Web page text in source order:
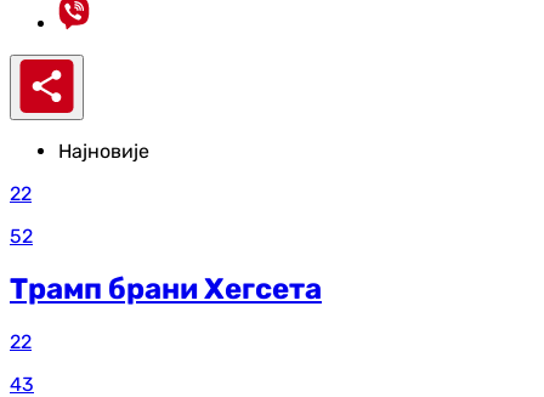
Најновије
22
52
Трамп брани Хегсета
22
43